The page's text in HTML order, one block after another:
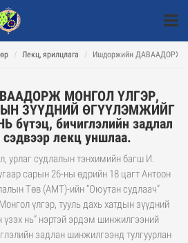
Лекц, ярилцлага Ишдоржийн ДАВААДОРЖ
МОНГОЛ ҮЛГЭР,
ЗҮҮДНИЙ ӨГҮҮЛЭМЖИЙГ
бичиглэлийн задлал
лекц уншлаа.
урлаг судлалын тэнхимийн багш И.
сарын 26-ны өдрийн 18 цагт Антоон
Төв (АМТ)-ийн “Оюутан судлаач”
үлгэр, тууль дахь хатдын зүүдний
нь” нэртэй эрдэм шинжилгээний
задлан шинжилгээнд тулгуурлан